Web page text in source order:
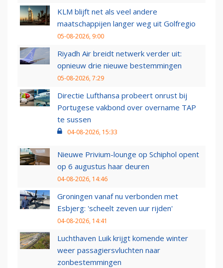
KLM blijft net als veel andere
maatschappijen langer weg uit Golfregio
05-08-2026, 9:00
Riyadh Air breidt netwerk verder uit:
opnieuw drie nieuwe bestemmingen
05-08-2026, 7:29
Directie Lufthansa probeert onrust bij
Portugese vakbond over overname TAP
te sussen
04-08-2026, 15:33
Nieuwe Privium-lounge op Schiphol opent
op 6 augustus haar deuren
04-08-2026, 14:46
Groningen vanaf nu verbonden met
Esbjerg: 'scheelt zeven uur rijden'
04-08-2026, 14:41
Luchthaven Luik krijgt komende winter
weer passagiersvluchten naar
zonbestemmingen